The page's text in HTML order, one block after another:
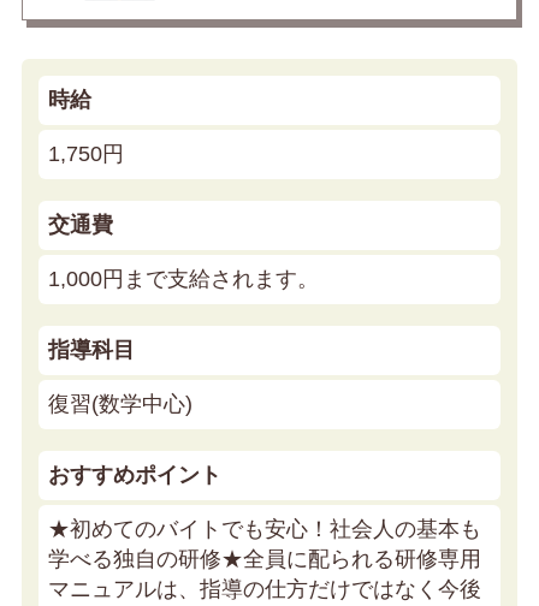
時給
1,750円
交通費
1,000円まで支給されます。
指導科目
復習(数学中心)
おすすめポイント
★初めてのバイトでも安心！社会人の基本も
学べる独自の研修★全員に配られる研修専用
マニュアルは、指導の仕方だけではなく今後